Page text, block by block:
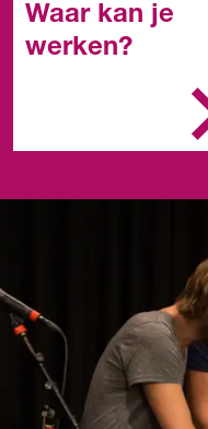
Waar kan je
werken?
schouwburgen, of bij
productiebedrijf, voor
producenten. Je kunt